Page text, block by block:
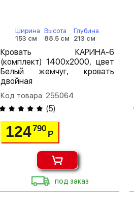
Ширина
153 см
Высота
88.5 см
Глубина
213 см
Кровать КАРИНА-6
(комплект) 1400х2000, цвет
Белый жемчуг, кровать
двойная
Код товара: 255064
(5)
124790
Р
под заказ